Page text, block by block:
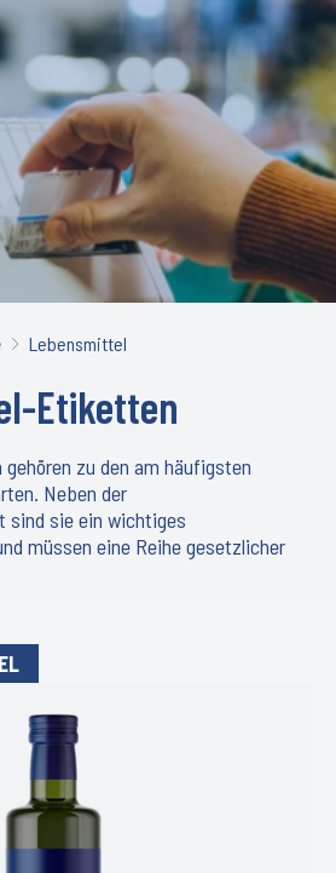
Lebensmittel
Etiketten
zu den am häufigsten
Neben der
sind sie ein wichtiges
müssen eine Reihe gesetzlicher